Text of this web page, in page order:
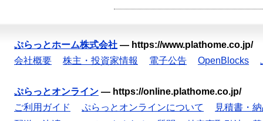
ぷらっとホーム株式会社 — https://www.plathome.co.jp/
会社概要
株主・投資家情報 電子公告 OpenBlocks
ぷらっとオンライン — https://online.plathome.co.jp/
ご利用ガイド
ぷらっとオンラインについて
見積書・